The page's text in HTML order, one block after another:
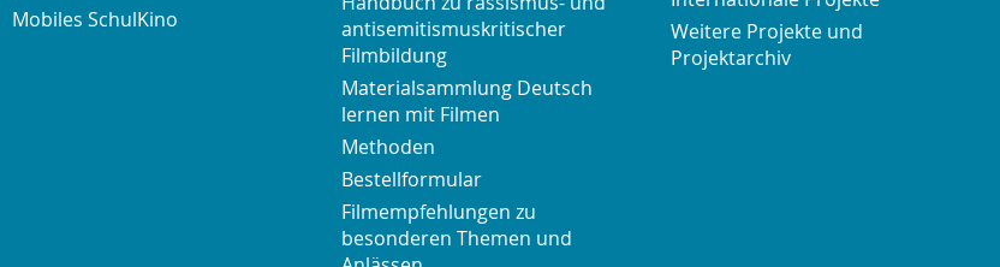
Mobiles SchulKino
antisemitismuskritischer
Filmbildung
Materialsammlung Deutsch
lernen mit Filmen
Methoden
Bestellformular
Filmempfehlungen zu
besonderen Themen und
Weitere Projekte und
Projektarchiv